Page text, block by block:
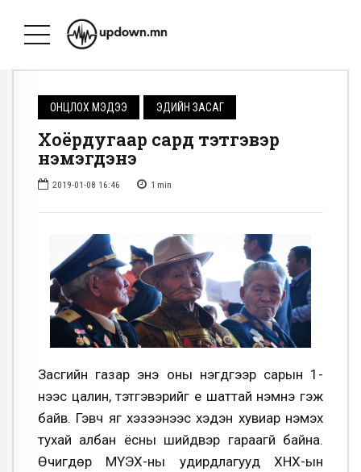
ОНЦЛОХ МЭДЭЭ ЭДИЙН ЗАСАГ
Хоёрдугаар сард тэтгэвэр
нэмэгдэнэ
2019-01-08 16:46 1 min
Засгийн газар энэ оны нэгдүгээр сарын 1-
нээс цалин, тэтгэвэрийг үе шаттай нэмнэ гэж
байв. Гэвч яг хэзээнээс хэдэн хувиар нэмэх
тухай албан ёсны шийдвэр гараагүй байна.
Өчигдөр МҮЭХ-ны удирдлагууд ХНХ-ын